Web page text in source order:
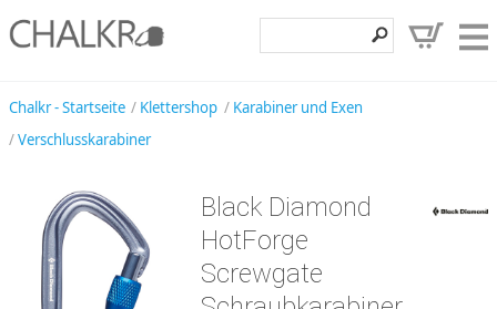
Chalkr - Startseite Klettershop
Karabiner und Exen
Verschlusskarabiner
Black Diamond
HotForge
Screwgate